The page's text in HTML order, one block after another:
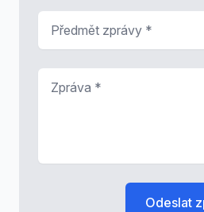
Odeslat